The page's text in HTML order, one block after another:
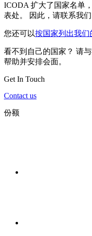
ICODA 扩大了国家名单
表处。 因此，请联系我
您还可以按国家列出我们
看不到自己的国家？ 请
帮助并安排会面。
Get In Touch
Contact us
份额